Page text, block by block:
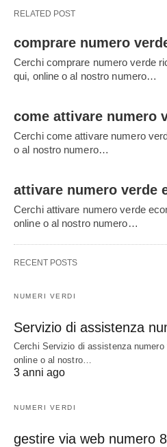
RELATED POST
comprare numero
Cerchi comprare numero verde
qui, online o al nostro numero…
come attivare numero
Cerchi come attivare numero
o al nostro numero…
attivare numero verde
Cerchi attivare numero verde
online o al nostro numero…
RECENT POSTS
NUMERI VERDI
Servizio di assistenza
Cerchi Servizio di assistenza
online o al nostro…
3 anni ago
NUMERI VERDI
gestire via web numero